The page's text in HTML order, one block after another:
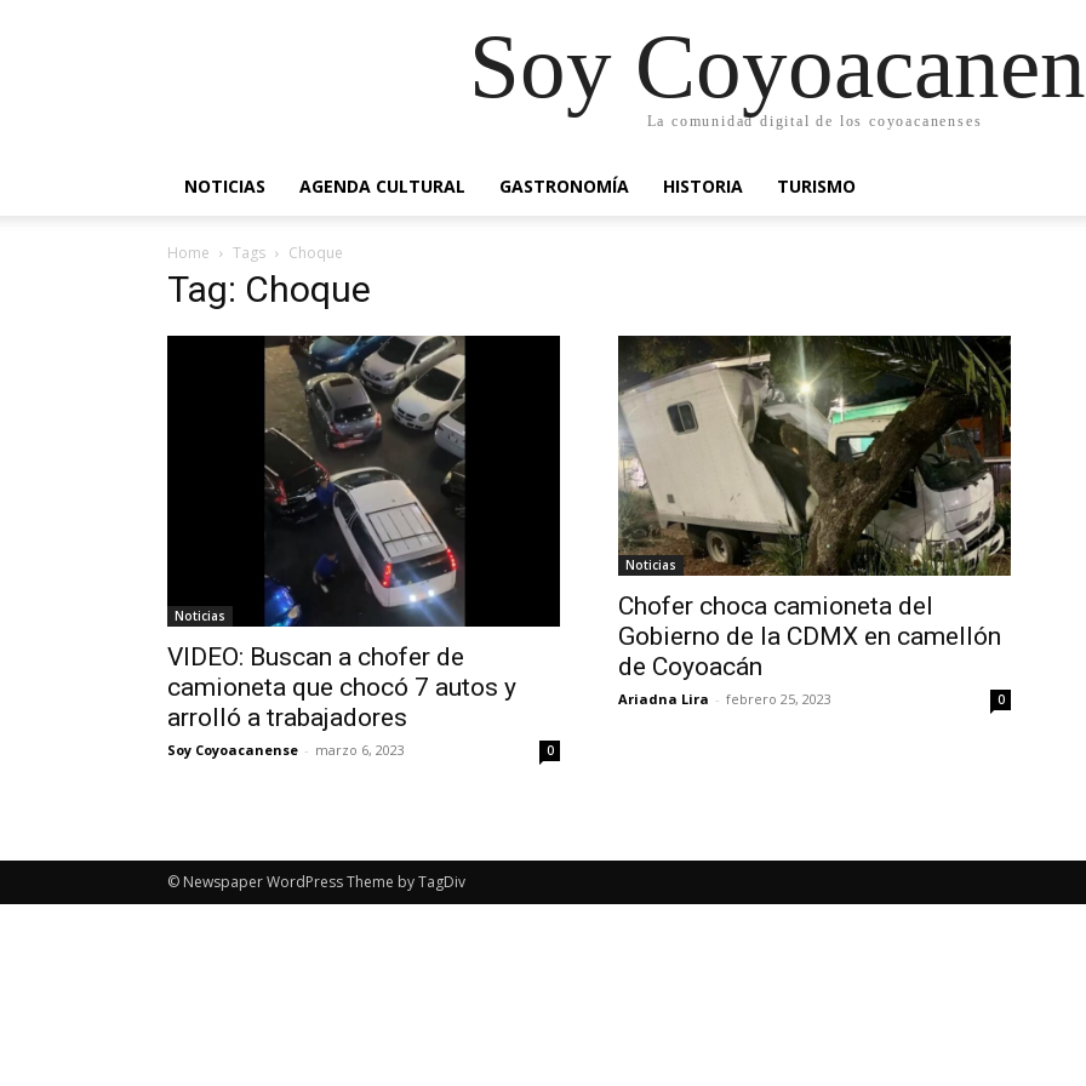
Soy
La comunidad digital de los coyoacanenses
NOTICIAS AGENDA CULTURAL GASTRONOMÍA HISTORIA TURISMO
Home Tags Choque
Tag: Choque
Noticias
VIDEO: Buscan a chofer de
camioneta que chocó 7 autos y
arrolló a trabajadores
Soy Coyoacanense - marzo 6, 2023 0
Noticias
Chofer choca camioneta del
Gobierno de la CDMX en camellón
de Coyoacán
Ariadna Lira - febrero 25, 2023 0
© Newspaper WordPress Theme by TagDiv